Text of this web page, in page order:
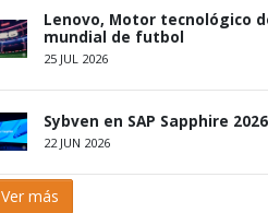
Lenovo, Motor tecnológico
mundial de futbol
25 JUL 2026
Sybven en SAP Sapphire 2026
22 JUN 2026
Ver más